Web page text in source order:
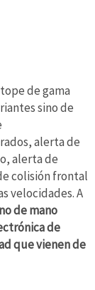
de gama
sino de
alerta de
alerta de
colisión frontal
velocidades. A
de mano
de
que vienen de